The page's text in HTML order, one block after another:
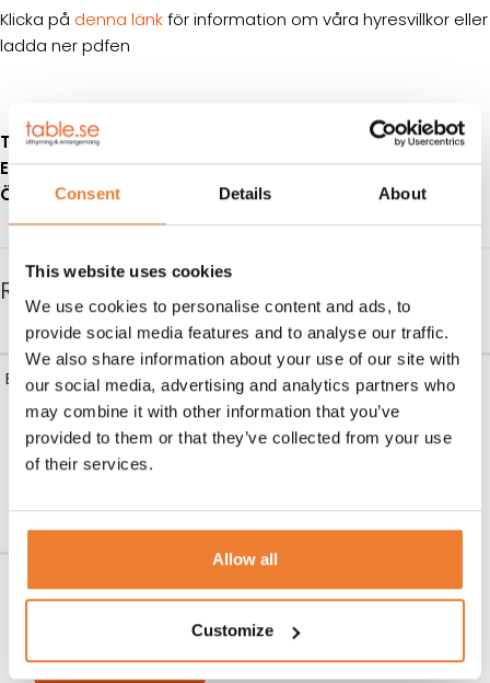
Consent Details About
This website uses cookies
We use cookies to personalise content and ads, to
provide social media features and to analyse our traffic.
We also share information about your use of our site with
our social media, advertising and analytics partners who
may combine it with other information that you’ve
provided to them or that they’ve collected from your use
of their services.
Allow all
Customize
Klicka på denna länkför information om våra hyresvillkor eller
ladda ner pdfen
Telefon:08-50 000 450
E-post:info@table.se
Öppettider:Måndag – fredag 08.00 – 17.00
RELATERADE PRODUKTER
Bänkset svart 180×70 cm för
6-8 pers
Art nr.1222
185kr
Plastgolv till tält
Art nr. 5850
80kr